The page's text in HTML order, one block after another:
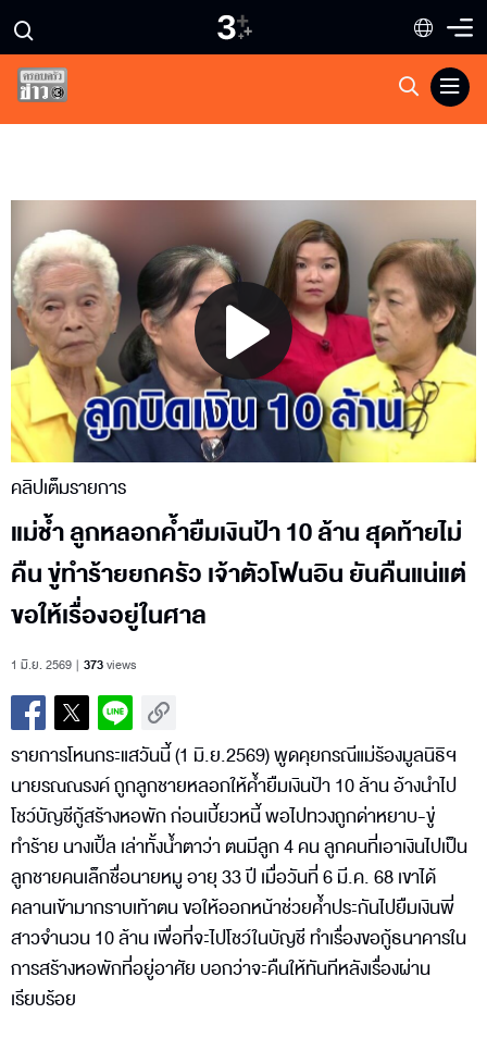
Play
Video
คลิปเต็มรายการ
แม่ช้ำ ลูกหลอกค้ำยืมเงินป้า 10 ล้าน สุดท้ายไม่
คืน ขู่ทำร้ายยกครัว เจ้าตัวโฟนอิน ยันคืนแน่แต่
ขอให้เรื่องอยู่ในศาล
1 มิ.ย. 2569 373views
รายการโหนกระแสวันนี้ (1 มิ.ย.2569) พูดคุยกรณีแม่ร้องมูลนิธิฯ
นายรณณรงค์ ถูกลูกชายหลอกให้ค้ำยืมเงินป้า 10 ล้าน อ้างนำไป
โชว์บัญชีกู้สร้างหอพัก ก่อนเบี้ยวหนี้ พอไปทวงถูกด่าหยาบ-ขู่
ทำร้าย นางเปิ้ล เล่าทั้งน้ำตาว่า ตนมีลูก 4 คน ลูกคนที่เอาเงินไปเป็น
ลูกชายคนเล็กชื่อนายหมู อายุ 33 ปี เมื่อวันที่ 6 มี.ค. 68 เขาได้
คลานเข้ามากราบเท้าตน ขอให้ออกหน้าช่วยค้ำประกันไปยืมเงินพี่
สาวจำนวน 10 ล้าน เพื่อที่จะไปโชว์ในบัญชี ทำเรื่องขอกู้ธนาคารใน
การสร้างหอพักที่อยู่อาศัย บอกว่าจะคืนให้ทันทีหลังเรื่องผ่าน
เรียบร้อย